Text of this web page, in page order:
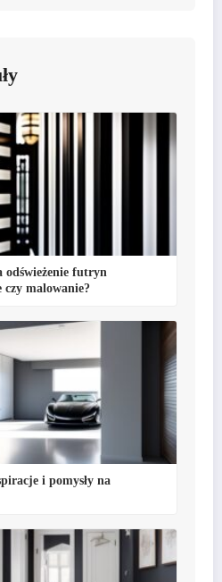
odświeżenie futryn
malowanie?
i pomysły na